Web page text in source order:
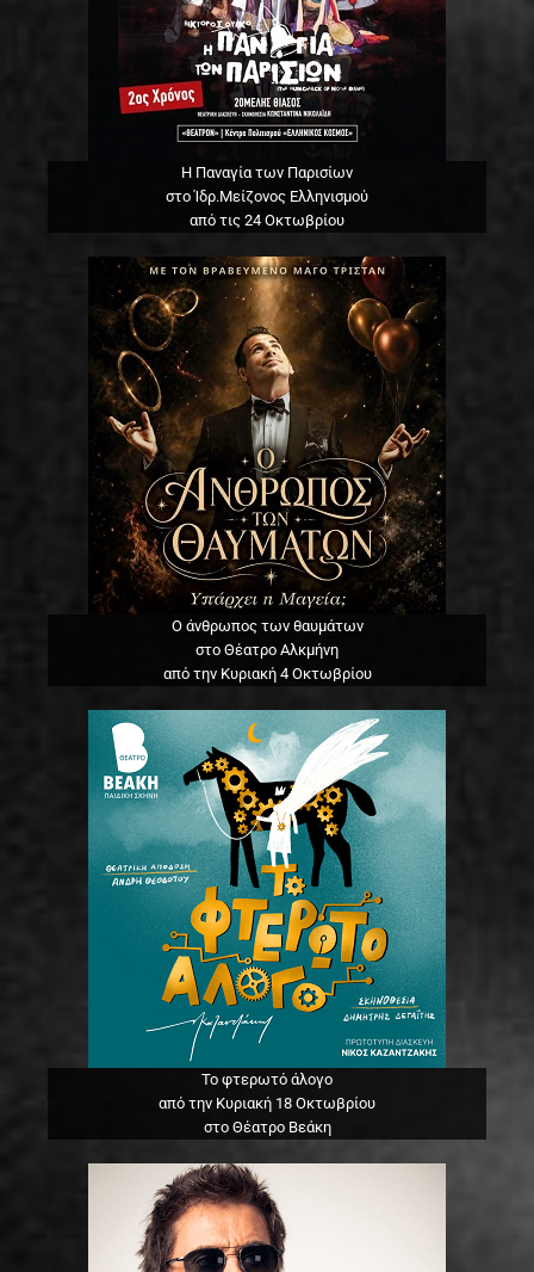
Η Παναγία των Παρισίων
στο Ίδρ.Μείζονος Ελληνισμού
από τις 24 Οκτωβρίου
Ο άνθρωπος των θαυμάτων
στο Θέατρο Αλκμήνη
από την Κυριακή 4 Οκτωβρίου
Το φτερωτό άλογο
από την Κυριακή 18 Οκτωβρίου
στο Θέατρο Βεάκη